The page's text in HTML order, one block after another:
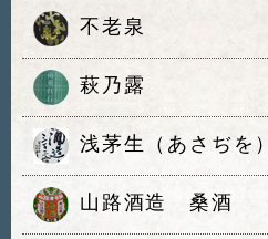
不老泉
萩乃露
浅茅生（あさぢを）
山路酒造 桑酒